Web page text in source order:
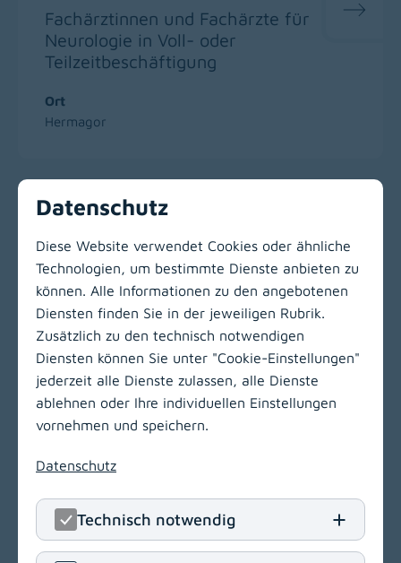
Fachärztinnen und Fachärzte für
Neurologie in Voll- oder
Teilzeitbeschäftigung
Ort
Hermagor
Vorherige
Zur Hauptnavigation
LinkedIn
(opens in
KABEG Management
Kraßniggstraße 15
9020 Klagenfurt am Wörthersee
T+43 463 55212
Eoffice[at]kabeg.at
Navigation
(opens in a new window)
Datenschutz
Diese Website verwendet Cookies oder ähnliche
Technologien, um bestimmte Dienste anbieten zu
können. Alle Informationen zu den angebotenen
Diensten finden Sie in der jeweiligen Rubrik.
Zusätzlich zu den technisch notwendigen
Diensten können Sie unter "Cookie-Einstellungen"
jederzeit alle Dienste zulassen, alle Dienste
ablehnen oder Ihre individuellen Einstellungen
vornehmen und speichern.
Datenschutz
Technisch notwendig